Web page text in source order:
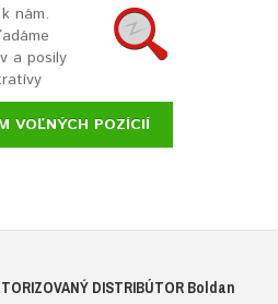
nám.
a posily
VOĽNÝCH POZÍCIÍ
DISTRIBÚTOR Boldan